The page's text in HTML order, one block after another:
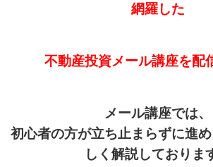
網羅した
不動産投資メール講座を配
メール講座では、
初心者の方が立ち止まらずに進
しく解説しておりま